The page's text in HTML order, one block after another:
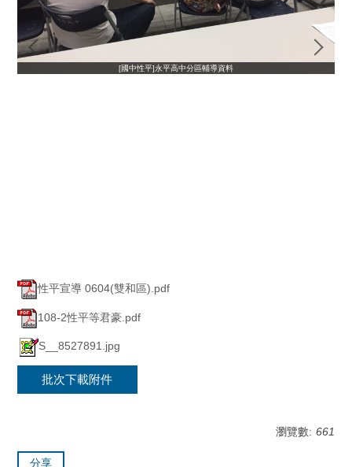
[國中性平]永平高中分區輔導資料
性平宣導 0604(雙和區).pdf
108-2性平等君豪.pdf
S__8527891.jpg
批次下載附件
瀏覽數: 661
分享